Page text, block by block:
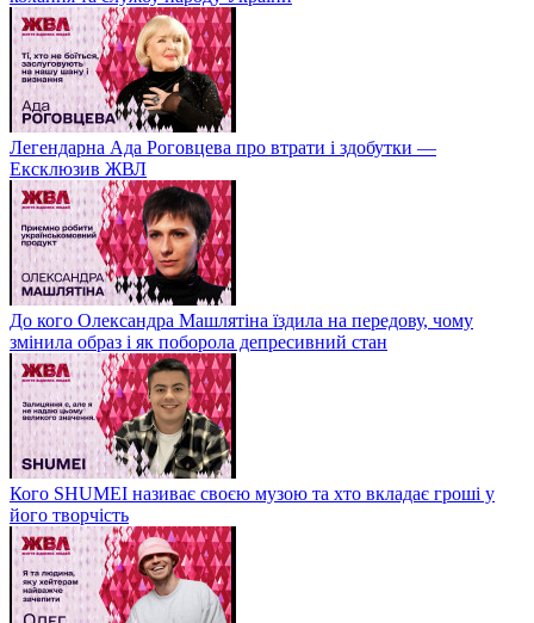
Легендарна Ада Роговцева про втрати і здобутки —
Ексклюзив ЖВЛ
До кого Олександра Машлятіна їздила на передову, чому
змінила образ і як поборола депресивний стан
Кого SHUMEI називає своєю музою та хто вкладає гроші у
його творчість